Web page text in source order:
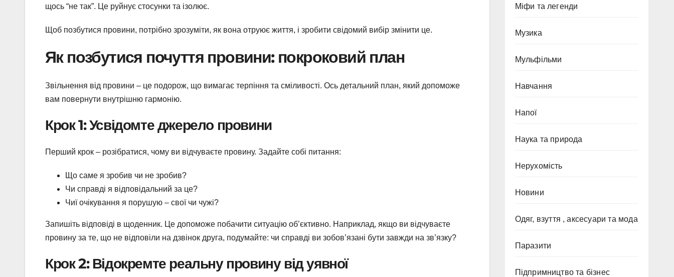
щось “не так”. Це руйнує стосунки та ізолює.
Щоб позбутися провини, потрібно зрозуміти, як вона отруює життя, і зробити свідомий вибір змінити це.
Як позбутися почуття провини: покроковий план
Звільнення від провини – це подорож, що вимагає терпіння та сміливості. Ось детальний план, який допоможе
вам повернути внутрішню гармонію.
Крок 1: Усвідомте джерело провини
Перший крок – розібратися, чому ви відчуваєте провину. Задайте собі питання:
Що саме я зробив чи не зробив?
Чи справді я відповідальний за це?
Чиї очікування я порушую – свої чи чужі?
Запишіть відповіді в щоденник. Це допоможе побачити ситуацію об’єктивно. Наприклад, якщо ви відчуваєте
провину за те, що не відповіли на дзвінок друга, подумайте: чи справді ви зобов’язані бути завжди на зв’язку?
Крок 2: Відокремте реальну провину від уявної
Міфи та легенди
Музика
Мульфільми
Навчання
Напої
Наука та природа
Нерухомість
Новини
Одяг, взуття , аксесуари та мода
Паразити
Підпримництво та бізнес